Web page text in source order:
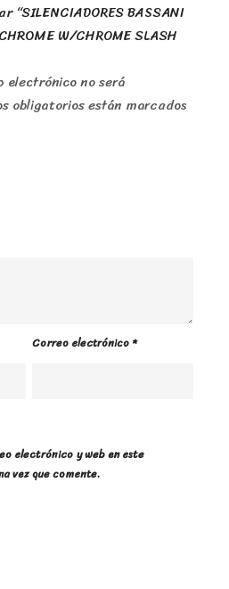
“SILENCIADORES BASSANI
W/CHROME SLASH
electrónico no será
obligatorios están marcados
Correo electrónico*
electrónico y web en este
vez que comente.